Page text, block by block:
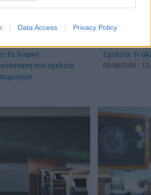
Data Access Privacy Policy
Σε διαρκή
στα σχολεία
Σχολεία: Τι
05/08/2026 -